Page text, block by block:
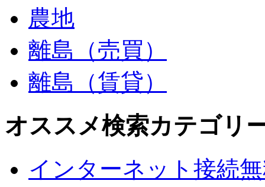
農地
離島（売買）
離島（賃貸）
オススメ検索カテゴリ
インターネット接続